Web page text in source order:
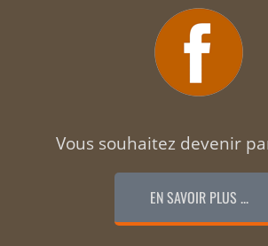
Vous souhaitez devenir
EN SAVOIR PLUS ...